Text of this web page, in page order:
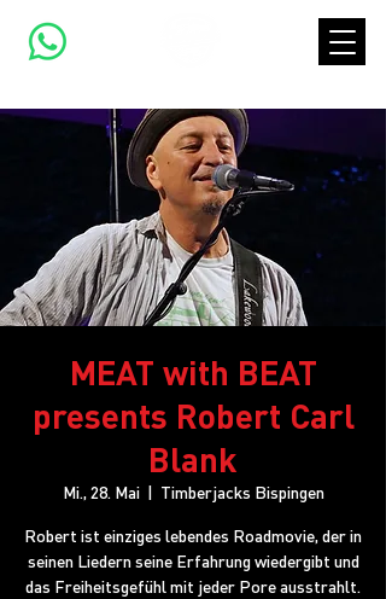
MEAT with BEAT
presents Robert Carl
Blank
Mi., 28. Mai
  |
Timberjacks Bispingen
Robert ist einziges lebendes Roadmovie, der in
seinen Liedern seine Erfahrung wiedergibt und
das Freiheitsgefühl mit jeder Pore ausstrahlt.